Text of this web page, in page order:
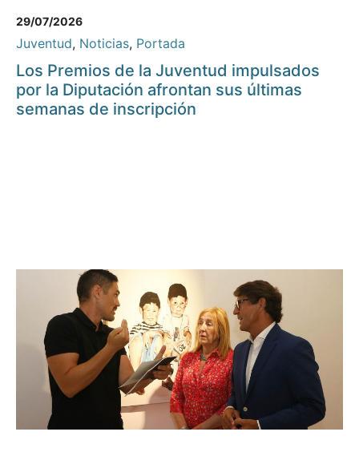
29/07/2026
Juventud, Noticias, Portada
Los Premios de la Juventud impulsados
por la Diputación afrontan sus últimas
semanas de inscripción